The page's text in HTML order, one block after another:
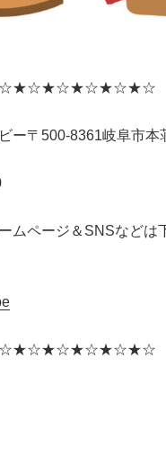
ー〒500-8361岐阜市
ムページ＆SNSなどは